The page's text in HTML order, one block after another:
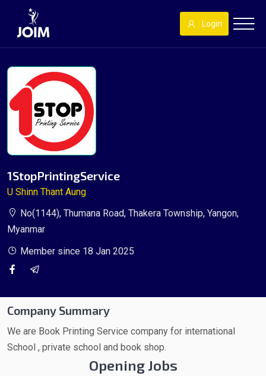
Login
1StopPrintingService
U Shinn Thant Aung
No(1144), Thumana Road, Thakera Township, Yangon,
Myanmar
Member since 18 Jan 2025
Company Summary
We are Book Printing Service company for international
School , private school and book shop.
Opening Jobs